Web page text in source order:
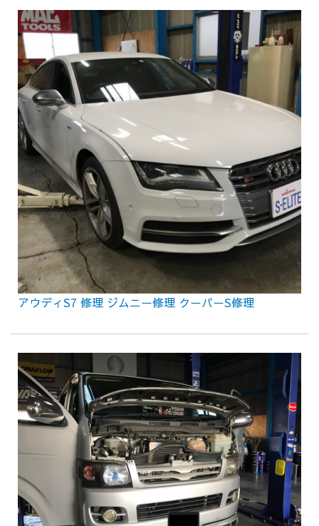
アウディS7 修理 ジムニー修理 クーパーS修理